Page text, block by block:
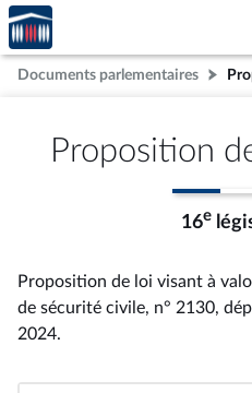
Aller au contenu
Aller en bas de la page
Accèder
à la
page
d'accueil
Documents parlementaires
Proposition
16e
Proposition de loi visant à
de sécurité civile, n° 2130,
2024.